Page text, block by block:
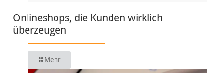
Onlineshops, die Kunden wirklich
überzeugen
Mehr